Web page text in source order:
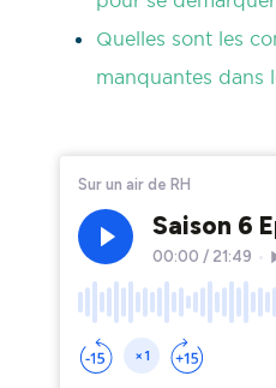
Quelles sont les
manquantes dans